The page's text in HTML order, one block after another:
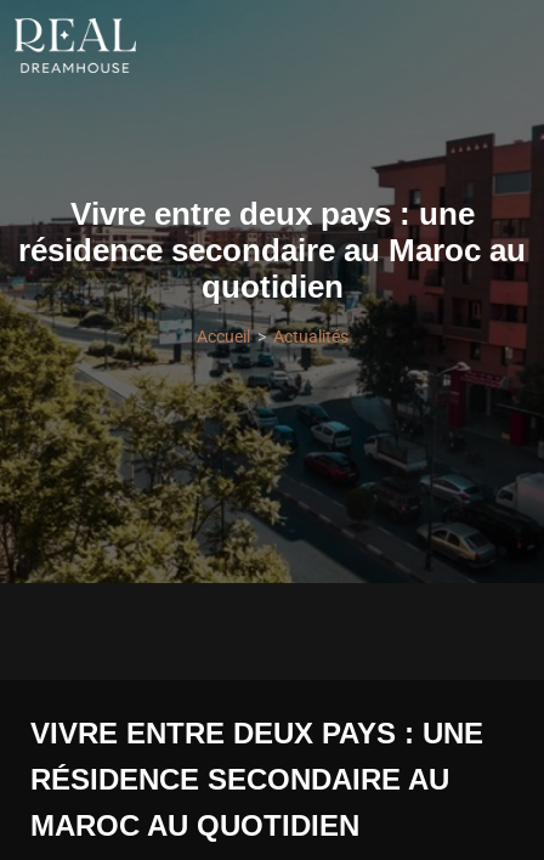
Vivre entre deux pays : une
résidence secondaire au Maroc au
quotidien
Accueil Actualités
VIVRE ENTRE DEUX PAYS : UNE
RÉSIDENCE SECONDAIRE AU
MAROC AU QUOTIDIEN